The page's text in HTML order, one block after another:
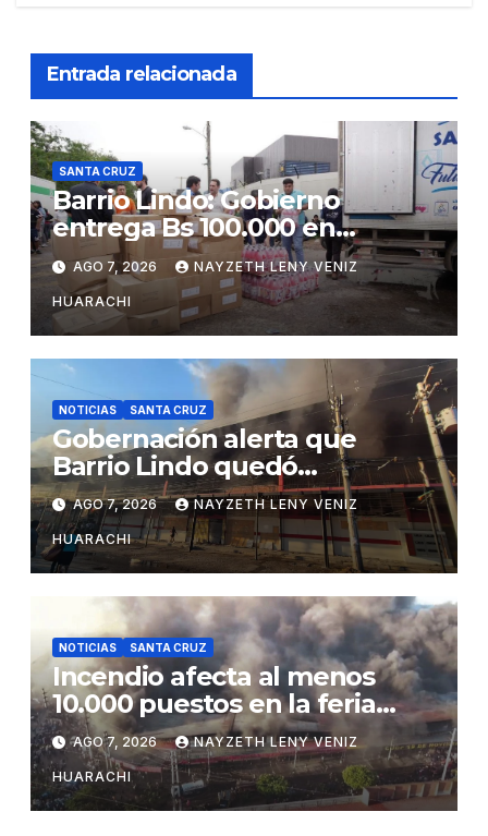
Entrada relacionada
SANTA CRUZ
Barrio Lindo: Gobierno
entrega Bs 100.000 en
insumos para afectados
AGO 7, 2026 NAYZETH LENY VENIZ
HUARACHI
NOTICIAS SANTA CRUZ
Gobernación alerta que
Barrio Lindo quedó
inutilizable
AGO 7, 2026 NAYZETH LENY VENIZ
HUARACHI
NOTICIAS SANTA CRUZ
Incendio afecta al menos
10.000 puestos en la feria
Barrio Lindo
AGO 7, 2026 NAYZETH LENY VENIZ
HUARACHI